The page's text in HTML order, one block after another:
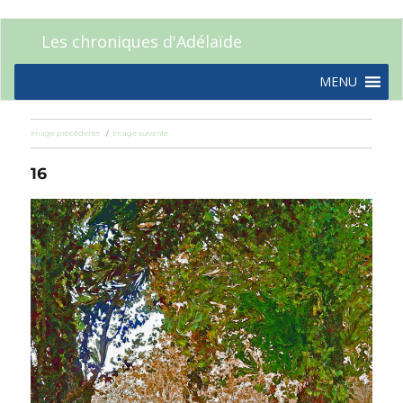
Les chroniques d'Adélaïde
MENU
Image précédente Image suivante
16